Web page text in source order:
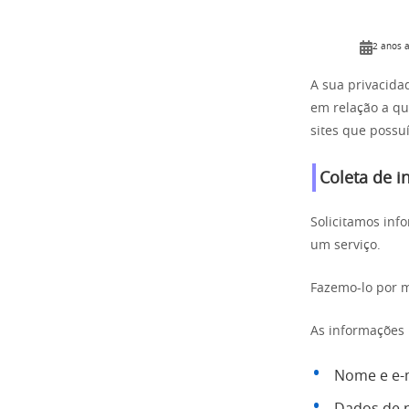
2 anos
A sua
em relação a
sites que
Coleta de
Solicitamos
um serviço.
Fazemo-lo por
As
Nome e